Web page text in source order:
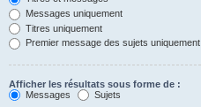
Messages uniquement
Titres uniquement
Premier message des sujets uniquement
Afficher les résultats sous forme de :
Messages
Sujets